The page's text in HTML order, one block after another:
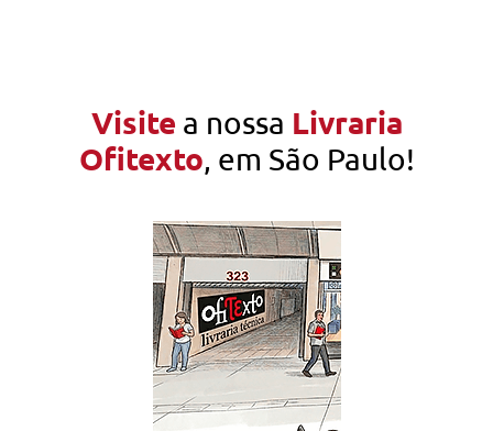
Visite a nossa Livraria
Ofitexto, em São Paulo!